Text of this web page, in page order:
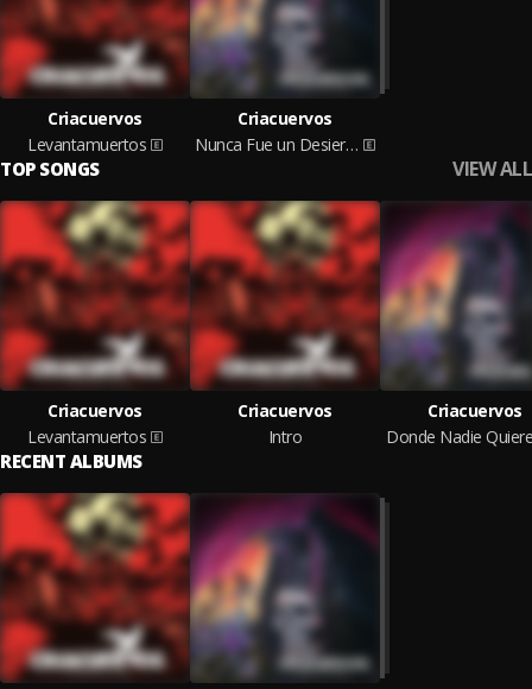
Criacuervos
Levantamuertos
Criacuervos
Nunca Fue un Desierto
TOP SONGS VIEW ALL
Criacuervos
Levantamuertos
Criacuervos
Intro
Criacuervos
Donde Nadie
RECENT ALBUMS